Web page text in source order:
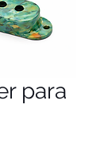
para